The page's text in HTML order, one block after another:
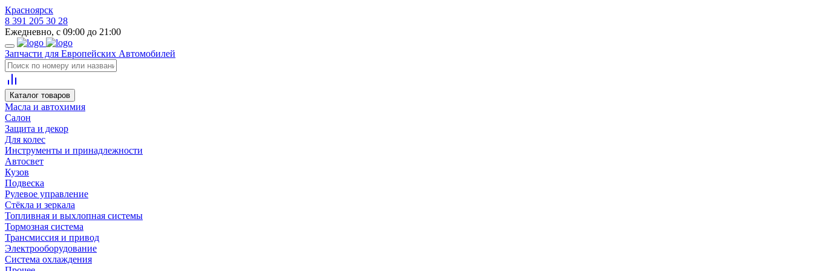
Красноярск
8 391 205 30 28
Ежедневно, с 09:00 до 21:00
Запчасти для Европейских Автомобилей
Каталог товаров
Масла и автохимия
Салон
Защита и декор
Для колес
Инструменты и принадлежности
Автосвет
Кузов
Подвеска
Рулевое управление
Стёкла и зеркала
Топливная и выхлопная системы
Тормозная система
Трансмиссия и привод
Электрооборудование
Система охлаждения